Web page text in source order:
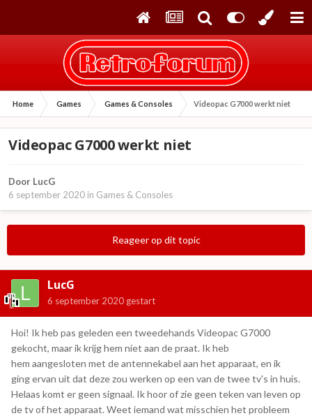
Home Games Games & Consoles Videopac G7000 werkt niet
Videopac G7000 werkt niet
Door LucG
6 september 2020 in Games & Consoles
Reageer op dit topic
LucG
6 september 2020 gestart
Hoi! Ik heb pas geleden een tweedehands Videopac G7000
gekocht, maar ik krijg hem niet aan de praat. Ik heb
hem aangesloten met de antennekabel aan het apparaat, en ik
ging ervan uit dat deze zou werken op een van de twee tv's in huis.
Helaas komt er geen signaal. Ik hoor of zie geen teken van leven op
de tv of het apparaat. Weet iemand wat misschien het probleem